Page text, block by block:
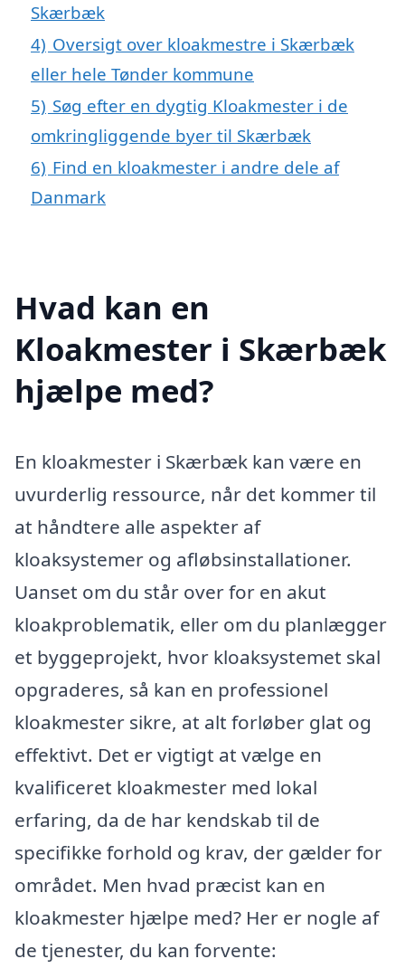
Skærbæk
4) Oversigt over kloakmestre i Skærbæk
eller hele Tønder kommune
5) Søg efter en dygtig Kloakmester i de
omkringliggende byer til Skærbæk
6) Find en kloakmester i andre dele af
Danmark
Hvad kan en
Kloakmester i Skærbæk
hjælpe med?
En kloakmester i Skærbæk kan være en
uvurderlig ressource, når det kommer til
at håndtere alle aspekter af
kloaksystemer og afløbsinstallationer.
Uanset om du står over for en akut
kloakproblematik, eller om du planlægger
et byggeprojekt, hvor kloaksystemet skal
opgraderes, så kan en professionel
kloakmester sikre, at alt forløber glat og
effektivt. Det er vigtigt at vælge en
kvalificeret kloakmester med lokal
erfaring, da de har kendskab til de
specifikke forhold og krav, der gælder for
området. Men hvad præcist kan en
kloakmester hjælpe med? Her er nogle af
de tjenester, du kan forvente: